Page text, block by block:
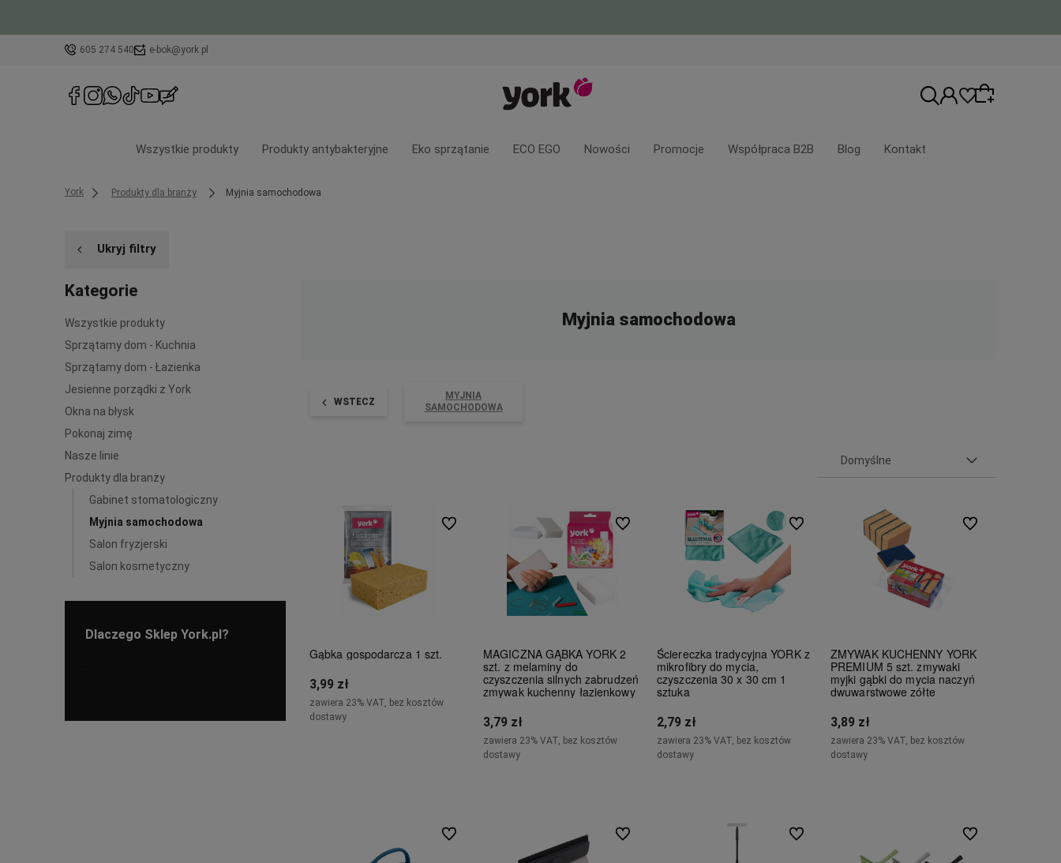
605 274 540 e-bok@york.pl
Wszystkie produkty Produkty antybakteryjne Eko sprzątanie ECO EGO Nowości Promocje Współpraca B2B Blog Kontakt
York Produkty dla branży Myjnia samochodowa
Ukryj filtry
Kategorie
Wszystkie produkty
Sprzątamy dom - Kuchnia
Sprzątamy dom - Łazienka
Jesienne porządki z York
Okna na błysk
Pokonaj zimę
Nasze linie
Produkty dla branży
Gabinet stomatologiczny
Myjnia samochodowa
Salon fryzjerski
Salon kosmetyczny
Dlaczego Sklep York.pl?
Myjnia samochodowa
WSTECZ
MYJNIA
SAMOCHODOWA
Gąbka gospodarcza 1 szt.
3,99 zł
zawiera 23% VAT, bez kosztów
dostawy
Do ulubionych
MAGICZNA GĄBKA YORK 2
szt. z melaminy do
czyszczenia silnych zabrudzeń
zmywak kuchenny łazienkowy
3,79 zł
zawiera 23% VAT, bez kosztów
dostawy
Do ulubionych
Ściereczka tradycyjna YORK z
mikrofibry do mycia,
czyszczenia 30 x 30 cm 1
sztuka
2,79 zł
zawiera 23% VAT, bez kosztów
dostawy
Do ulubionych
ZMYWAK KUCHENNY YORK
PREMIUM 5 szt. zmywaki
myjki gąbki do mycia naczyń
dwuwarstwowe zółte
3,89 zł
zawiera 23% VAT, bez kosztów
dostawy
Do ulubionych
Do ulubionych Do ulubionych Do ulubionych Do ulubionych